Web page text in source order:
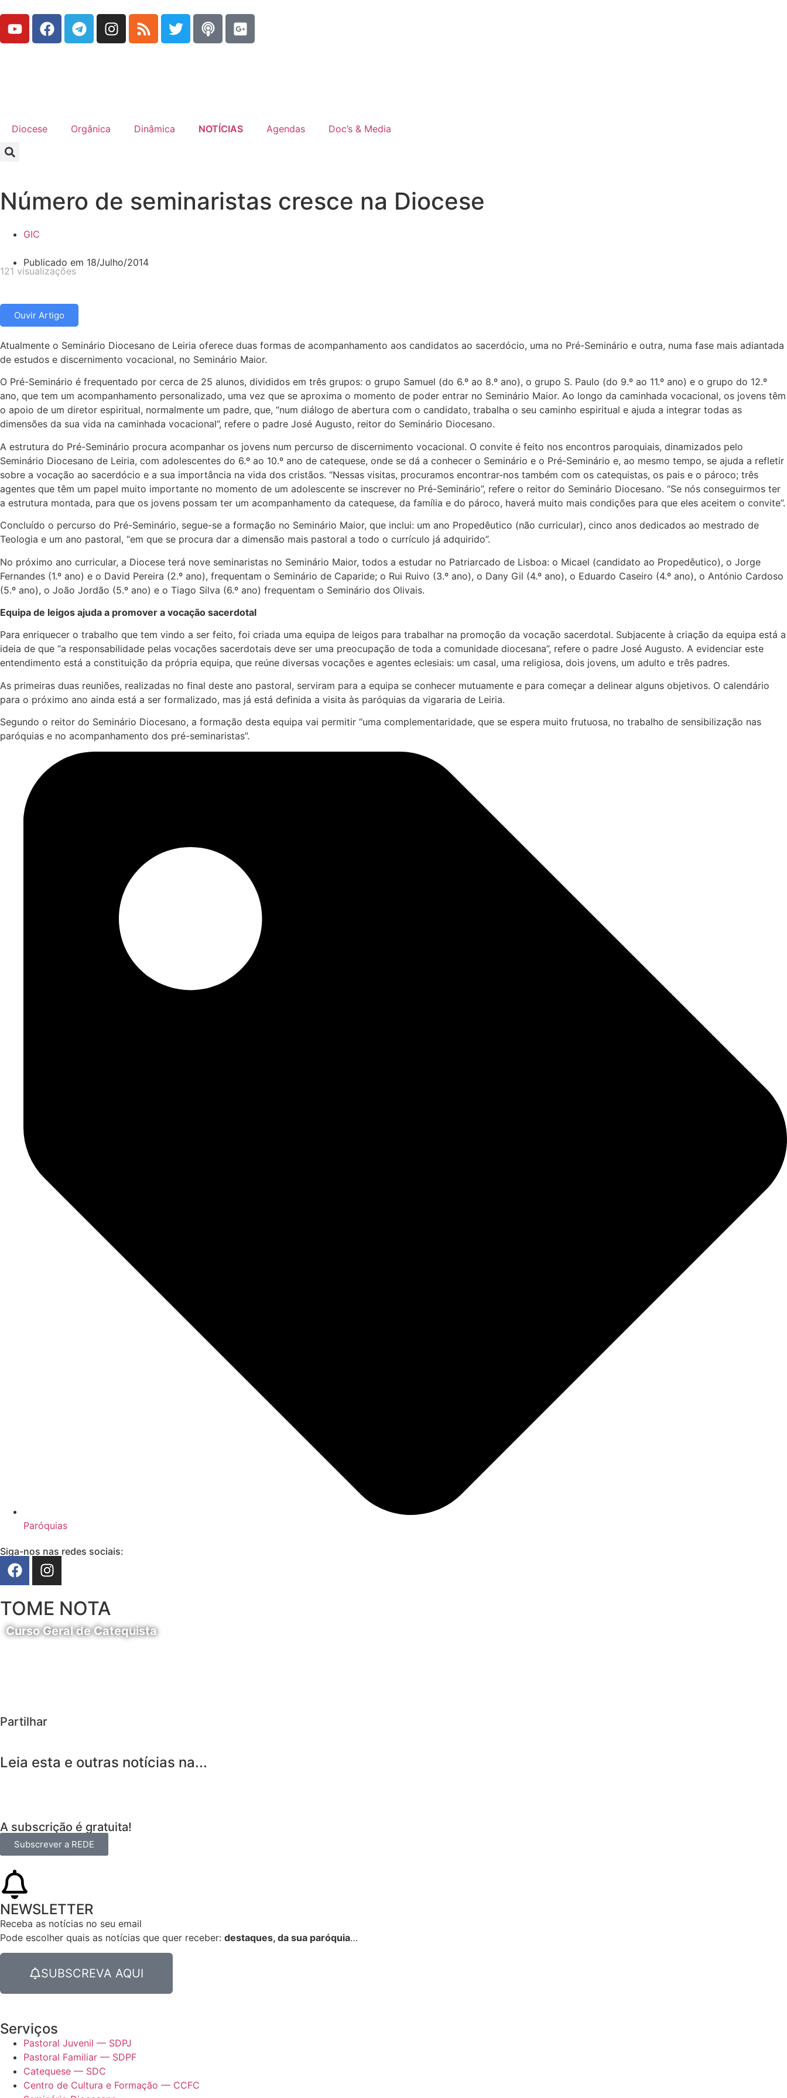
Diocese Orgânica Dinâmica NOTÍCIAS Agendas Doc’s & Media
Número de seminaristas cresce na Diocese
GIC
Publicado em 18/Julho/2014
121 visualizações
Ouvir Artigo
Atualmente o Seminário Diocesano de Leiria oferece duas formas de acompanhamento aos candidatos ao sacerdócio, uma no Pré-Seminário e outra, numa fase mais adiantada
de estudos e discernimento vocacional, no Seminário Maior.
O Pré-Seminário é frequentado por cerca de 25 alunos, divididos em três grupos: o grupo Samuel (do 6.º ao 8.º ano), o grupo S. Paulo (do 9.º ao 11.º ano) e o grupo do 12.º
ano, que tem um acompanhamento personalizado, uma vez que se aproxima o momento de poder entrar no Seminário Maior. Ao longo da caminhada vocacional, os jovens têm
o apoio de um diretor espiritual, normalmente um padre, que, “num diálogo de abertura com o candidato, trabalha o seu caminho espiritual e ajuda a integrar todas as
dimensões da sua vida na caminhada vocacional”, refere o padre José Augusto, reitor do Seminário Diocesano.
A estrutura do Pré-Seminário procura acompanhar os jovens num percurso de discernimento vocacional. O convite é feito nos encontros paroquiais, dinamizados pelo
Seminário Diocesano de Leiria, com adolescentes do 6.º ao 10.º ano de catequese, onde se dá a conhecer o Seminário e o Pré-Seminário e, ao mesmo tempo, se ajuda a refletir
sobre a vocação ao sacerdócio e a sua importância na vida dos cristãos. “Nessas visitas, procuramos encontrar-nos também com os catequistas, os pais e o pároco; três
agentes que têm um papel muito importante no momento de um adolescente se inscrever no Pré-Seminário”, refere o reitor do Seminário Diocesano. “Se nós conseguirmos ter
a estrutura montada, para que os jovens possam ter um acompanhamento da catequese, da família e do pároco, haverá muito mais condições para que eles aceitem o convite”.
Concluído o percurso do Pré-Seminário, segue-se a formação no Seminário Maior, que inclui: um ano Propedêutico (não curricular), cinco anos dedicados ao mestrado de
Teologia e um ano pastoral, “em que se procura dar a dimensão mais pastoral a todo o currículo já adquirido”.
No próximo ano curricular, a Diocese terá nove seminaristas no Seminário Maior, todos a estudar no Patriarcado de Lisboa: o Micael (candidato ao Propedêutico), o Jorge
Fernandes (1.º ano) e o David Pereira (2.º ano), frequentam o Seminário de Caparide; o Rui Ruivo (3.º ano), o Dany Gil (4.º ano), o Eduardo Caseiro (4.º ano), o António Cardoso
(5.º ano), o João Jordão (5.º ano) e o Tiago Silva (6.º ano) frequentam o Seminário dos Olivais.
Equipa de leigos ajuda a promover a vocação sacerdotal
Para enriquecer o trabalho que tem vindo a ser feito, foi criada uma equipa de leigos para trabalhar na promoção da vocação sacerdotal. Subjacente à criação da equipa está a
ideia de que “a responsabilidade pelas vocações sacerdotais deve ser uma preocupação de toda a comunidade diocesana”, refere o padre José Augusto. A evidenciar este
entendimento está a constituição da própria equipa, que reúne diversas vocações e agentes eclesiais: um casal, uma religiosa, dois jovens, um adulto e três padres.
As primeiras duas reuniões, realizadas no final deste ano pastoral, serviram para a equipa se conhecer mutuamente e para começar a delinear alguns objetivos. O calendário
para o próximo ano ainda está a ser formalizado, mas já está definida a visita às paróquias da vigararia de Leiria.
Segundo o reitor do Seminário Diocesano, a formação desta equipa vai permitir “uma complementaridade, que se espera muito frutuosa, no trabalho de sensibilização nas
paróquias e no acompanhamento dos pré-seminaristas”.
Paróquias
Siga-nos nas redes sociais:
TOME NOTA
Curso Geral de Catequista
Partilhar
Leia esta e outras notícias na...
A subscrição é gratuita!
Subscrever a REDE
NEWSLETTER
Receba as notícias no seu email​
Pode escolher quais as notícias que quer receber: destaques, da sua paróquia…
SUBSCREVA AQUI
Serviços
Pastoral Juvenil — SDPJ
Pastoral Familiar — SDPF
Catequese — SDC
Centro de Cultura e Formação — CCFC